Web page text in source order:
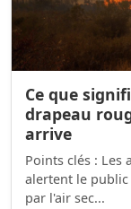
Ce que
drapeau
arrive
Points clés : Les avertissements de drapeau rouge
alertent le
par l'air sec...